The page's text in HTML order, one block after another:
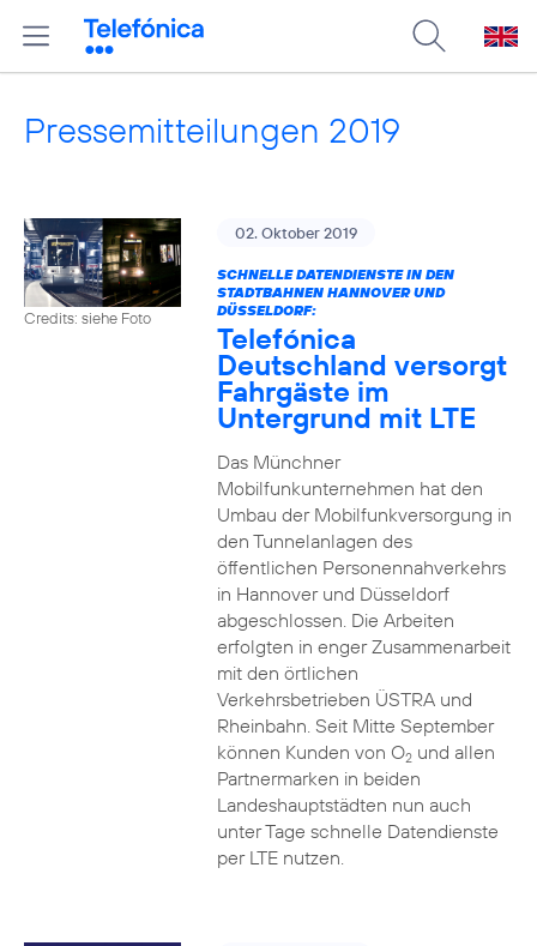
Pressemitteilungen 2019
Credits: siehe Foto
02. Oktober 2019
SCHNELLE DATENDIENSTE IN DEN
STADTBAHNEN HANNOVER UND
DÜSSELDORF:
Telefónica
Deutschland versorgt
Fahrgäste im
Untergrund mit LTE
Das Münchner
Mobilfunkunternehmen hat den
Umbau der Mobilfunkversorgung in
den Tunnelanlagen des
öffentlichen Personennahverkehrs
in Hannover und Düsseldorf
abgeschlossen. Die Arbeiten
erfolgten in enger Zusammenarbeit
mit den örtlichen
Verkehrsbetrieben ÜSTRA und
Rheinbahn. Seit Mitte September
können Kunden von O2und allen
Partnermarken in beiden
Landeshauptstädten nun auch
unter Tage schnelle Datendienste
per LTE nutzen.